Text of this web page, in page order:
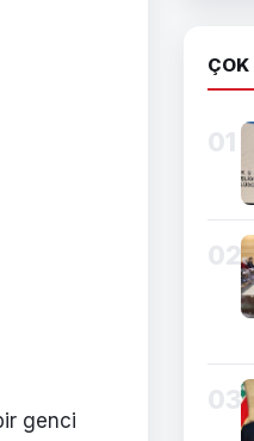
genci
01
02
03